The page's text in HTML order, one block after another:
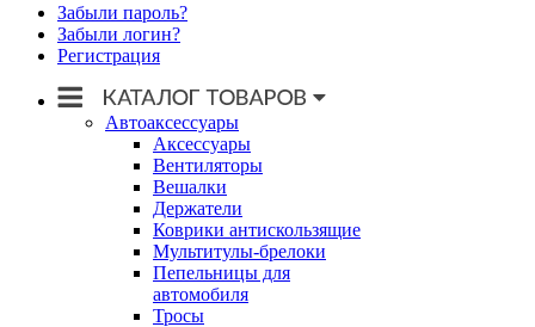
Забыли пароль?
Забыли логин?
Регистрация
Автоаксессуары
Аксессуары
Вентиляторы
Вешалки
Держатели
Коврики антискользящие
Мультитулы-брелоки
Пепельницы для
автомобиля
Тросы